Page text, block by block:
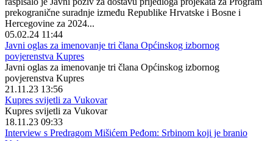
prekogranične suradnje između Republike Hrvatske i Bosne i
Hercegovine za 2024...
05.02.24 11:44
Javni oglas za imenovanje tri člana Općinskog izbornog
povjerenstva Kupres
Javni oglas za imenovanje tri člana Općinskog izbornog
povjerenstva Kupres
21.11.23 13:56
Kupres svijetli za Vukovar
Kupres svijetli za Vukovar
18.11.23 09:33
Interview s Predragom Mišićem Peđom: Srbinom koji je branio